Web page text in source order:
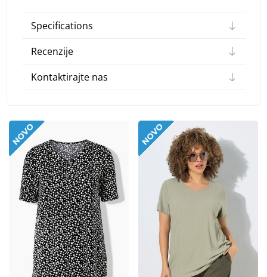
Specifications
Recenzije
Kontaktirajte nas